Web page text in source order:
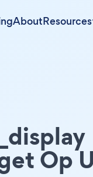
AboutResources
Op